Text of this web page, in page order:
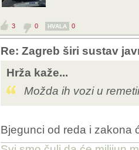
3 0 HVALA 0
Re: Zagreb širi sustav
Hrža kaže...
Možda ih vozi u
Bjegunci od reda i zakona